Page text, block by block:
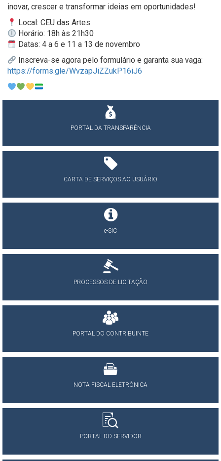
inovar, crescer e transformar ideias em oportunidades!
Local: CEU das Artes
Horário: 18h às 21h30
Datas: 4 a 6 e 11 a 13 de novembro
Inscreva-se agora pelo formulário e garanta sua vaga:
https://forms.gle/WvzapJiZZukP16iJ6
PORTAL DA TRANSPARÊNCIA
CARTA DE SERVIÇOS AO USUÁRIO
e-SIC
PROCESSOS DE LICITAÇÃO
PORTAL DO CONTRIBUINTE
NOTA FISCAL ELETRÔNICA
PORTAL DO SERVIDOR